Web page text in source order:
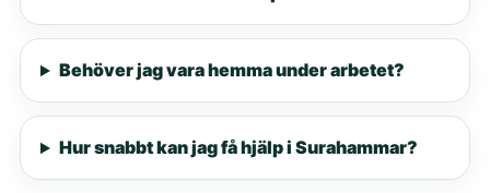
Behöver jag vara hemma under arbetet?
Hur snabbt kan jag få hjälp i Surahammar?